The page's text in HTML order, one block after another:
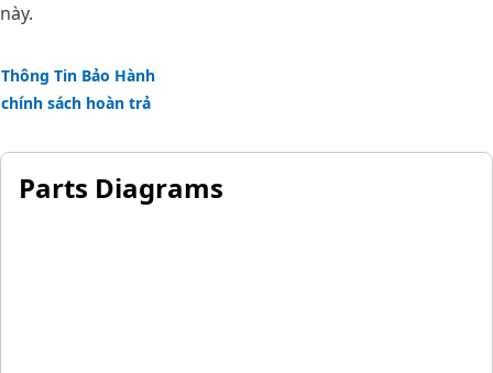
này.
Thông Tin Bảo Hành
chính sách hoàn trả
Parts Diagrams